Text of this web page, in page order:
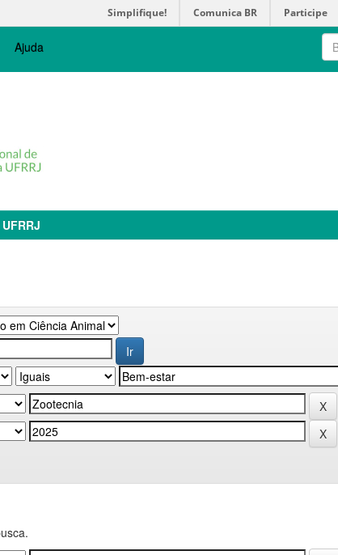
Simplifique! Comunica BR Participe
Ajuda